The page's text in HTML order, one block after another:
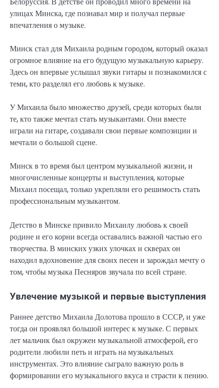
улицах Минска, где познавал мир и получал первые
впечатления о музыке.
Минск стал для Михаила родным городом, который оказал
огромное влияние на его будущую музыкальную карьеру.
Здесь он впервые услышал звуки гитары и познакомился с
теми, кто разделял его любовь к музыке.
У Михаила было множество друзей, среди которых были
те, кто также мечтал стать музыкантами. Они вместе
играли на гитаре, создавали свои первые композиции и
мечтали о большой сцене.
Минск в то время был центром музыкальной жизни, и
многочисленные концерты и выступления, которые
Михаил посещал, только укрепляли его решимость стать
профессиональным музыкантом.
Детство в Минске привило Михаилу любовь к своей
родине и его корни всегда оставались важной частью его
творчества. В минских узких улочках и скверах он
находил вдохновение для своих песен и зарождал мечту о
том, чтобы музыка Песняров звучала по всей стране.
Увлечение музыкой и первые выступления
Раннее детство Михаила Долотова прошло в СССР, и уже
тогда он проявлял большой интерес к музыке. С первых
лет мальчик был окружен музыкальной атмосферой, его
родители любили петь и играть на музыкальных
инструментах. Это влияние сыграло важную роль в
формировании его музыкального вкуса и страсти к пению.